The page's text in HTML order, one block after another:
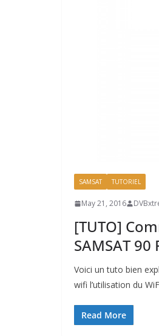
SAMSAT TUTORIEL
May 21, 2016
[TUTO]
SAMSAT 90
Voici un tuto bien
wifi l’utilisation du
Read More